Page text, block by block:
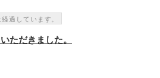
過しています。
ただきました。